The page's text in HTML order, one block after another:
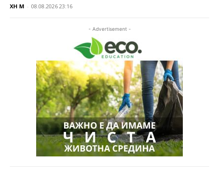
XH M - 08.08.2026 23:16
- Advertisement -